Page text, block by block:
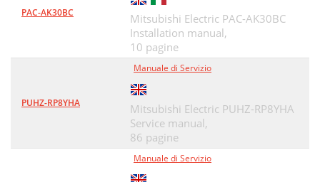
PAC-AK30BC
Mitsubishi Electric PAC-AK30BC
Installation manual,
10 pagine
PUHZ-RP8YHA
Manuale di Servizio
Mitsubishi Electric PUHZ-RP8YHA
Service manual,
86 pagine
Manuale di Servizio